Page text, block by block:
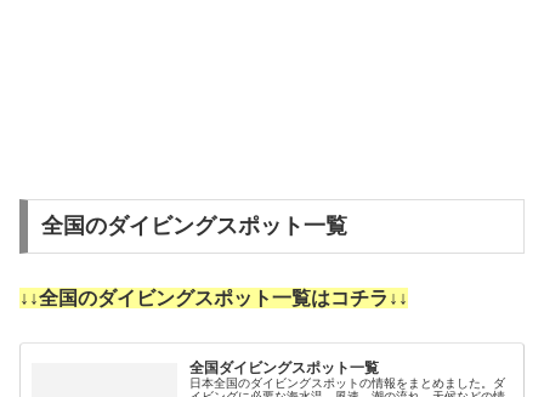
全国のダイビングスポット一覧
↓↓全国のダイビングスポット一覧はコチラ↓↓
全国ダイビングスポット一覧
日本全国のダイビングスポットの情報をまとめました。ダ